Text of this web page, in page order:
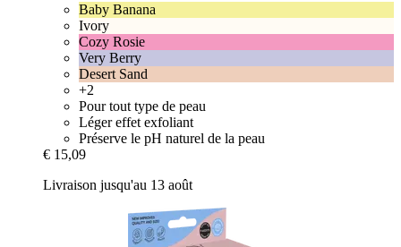
Baby Banana
Ivory
Cozy Rosie
Very Berry
Desert Sand
+2
Pour tout type de peau
Léger effet exfoliant
Préserve le pH naturel de la peau
€ 15,09
Livraison jusqu'au 13 août